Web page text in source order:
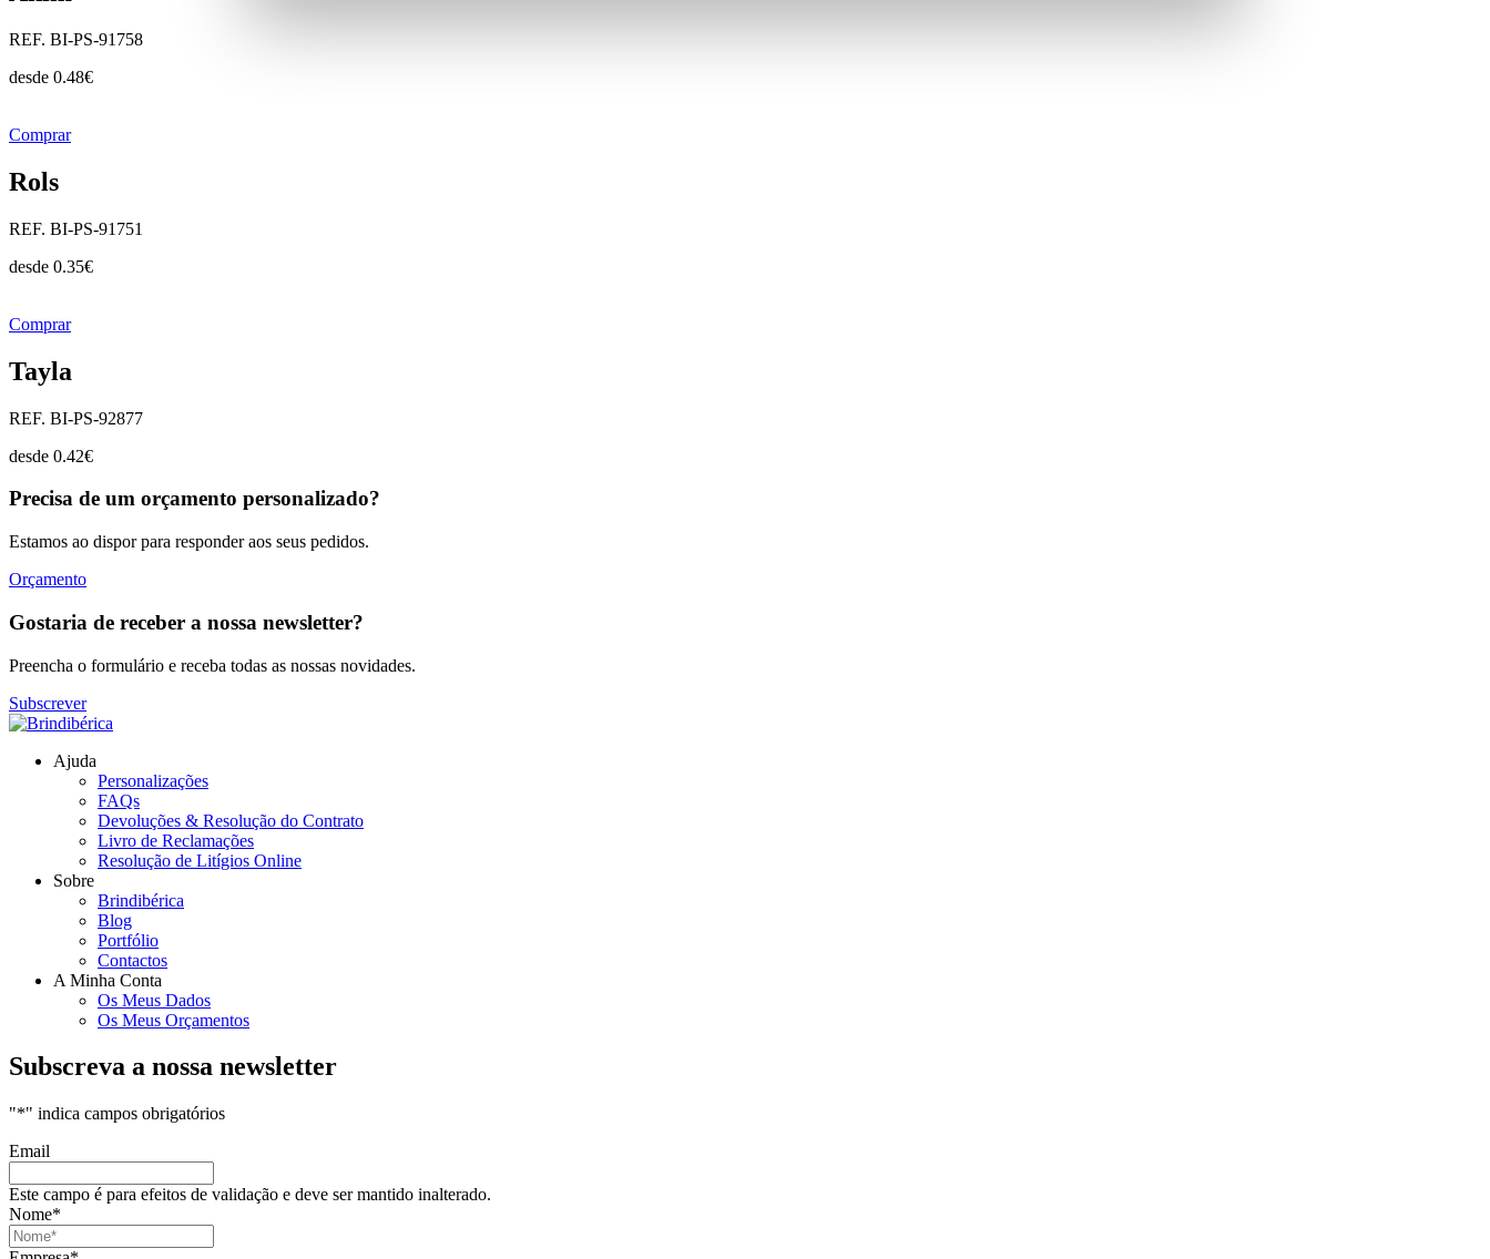
REF. BI-PS-91758
desde 0.48€
Comprar
Rols
REF. BI-PS-91751
desde 0.35€
Comprar
Tayla
REF. BI-PS-92877
desde 0.42€
Precisa de um orçamento personalizado?
Estamos ao dispor para responder aos seus pedidos.
Orçamento
Gostaria de receber a nossa newsletter?
Preencha o formulário e receba todas as nossas novidades.
Subscrever
Ajuda
Personalizações
FAQs
Devoluções & Resolução do Contrato
Livro de Reclamações
Resolução de Litígios Online
Sobre
Brindibérica
Blog
Portfólio
Contactos
A Minha Conta
Os Meus Dados
Os Meus Orçamentos
Subscreva a nossa newsletter
"*" indica campos obrigatórios
Email
Este campo é para efeitos de validação e deve ser mantido inalterado.
Nome*